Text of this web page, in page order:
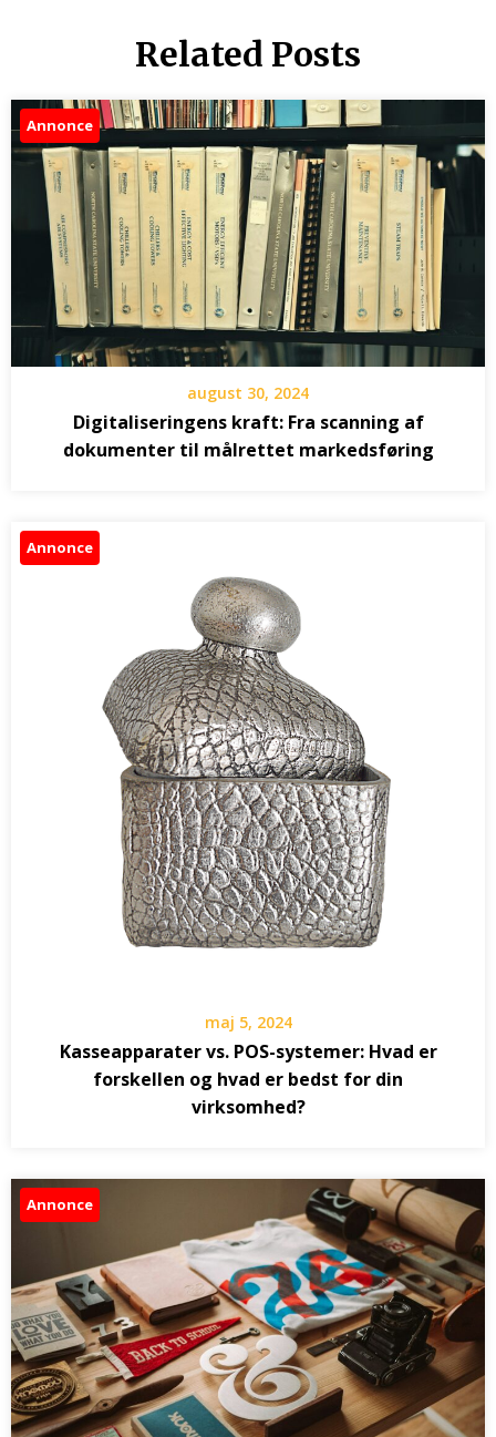
Related Posts
Annonce
august 30, 2024
Digitaliseringens kraft: Fra scanning af
dokumenter til målrettet markedsføring
Annonce
maj 5, 2024
Kasseapparater vs. POS-systemer: Hvad er
forskellen og hvad er bedst for din
virksomhed?
Annonce